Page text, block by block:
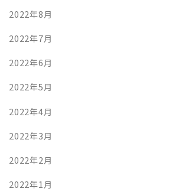
2022年8月
2022年7月
2022年6月
2022年5月
2022年4月
2022年3月
2022年2月
2022年1月